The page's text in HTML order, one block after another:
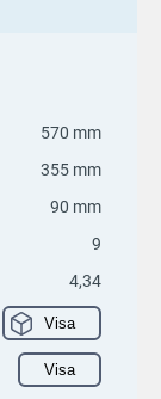
570 mm
355 mm
90 mm
9
4,34
Visa
Visa